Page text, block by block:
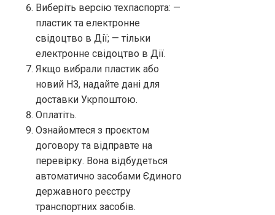
Виберіть версію техпаспорта: —
пластик та електронне
свідоцтво в Дії; — тільки
електронне свідоцтво в Дії.
Якщо вибрали пластик або
новий НЗ, надайте дані для
доставки Укрпоштою.
Оплатіть.
Ознайомтеся з проєктом
договору та відправте на
перевірку. Вона відбудеться
автоматично засобами Єдиного
державного реєстру
транспортних засобів.